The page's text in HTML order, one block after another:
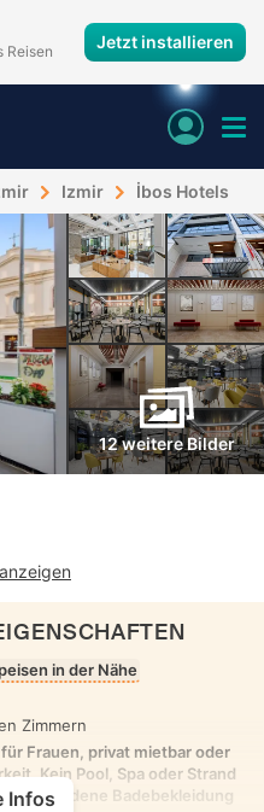
Reisen Jetzt installieren
Izmir İbos Hotels
12 weitere Bilder
in der Nähe
Zimmern
Frauen, privat mietbar oder
Kein Pool, Spa oder Strand
bescheidene Badebekleidung
Infos